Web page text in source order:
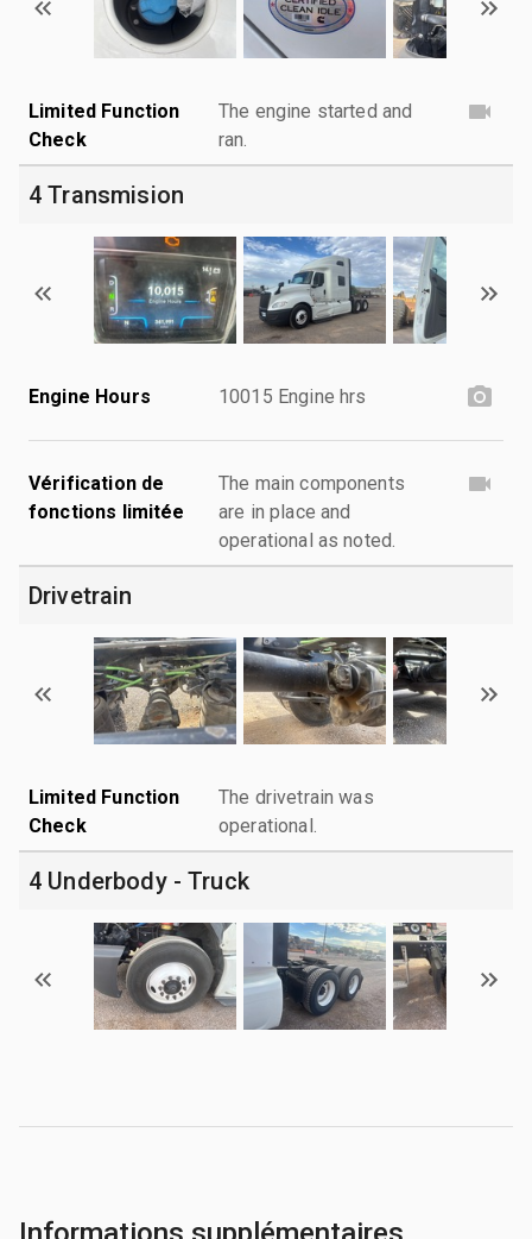
Limited Function
Check
The engine started and
ran.
4 Transmision
Engine Hours 10015 Engine hrs
Vérification de
fonctions limitée
The main components
are in place and
operational as noted.
Drivetrain
Limited Function
Check
The drivetrain was
operational.
4 Underbody - Truck